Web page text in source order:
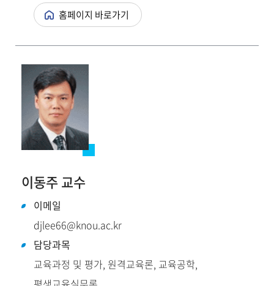
홈페이지 바로가기
이동주 교수
이메일
djlee66@knou.ac.kr
담당과목
교육과정 및 평가, 원격교육론, 교육공학,